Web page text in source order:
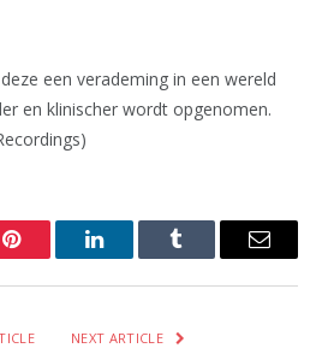
een verademing in een wereld
en klinischer wordt opgenomen.
Pinterest LinkedInTumblr Email
NEXT ARTICLE